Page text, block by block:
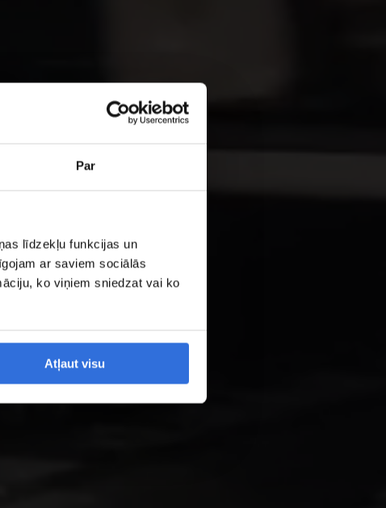
Par
līdzekļu funkcijas un
ar saviem sociālās
ko viņiem sniedzat vai ko
Atļaut visu